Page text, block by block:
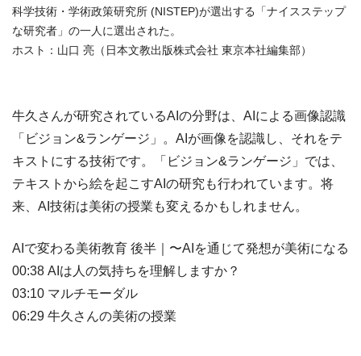
科学技術・学術政策研究所 (NISTEP)が選出する「ナイスステップ
な研究者」の一人に選出された。
ホスト：山口 亮（日本文教出版株式会社 東京本社編集部）
牛久さんが研究されているAIの分野は、AIによる画像認識
「ビジョン&ランゲージ」。AIが画像を認識し、それをテ
キストにする技術です。「ビジョン&ランゲージ」では、
テキストから絵を起こすAIの研究も行われています。将
来、AI技術は美術の授業も変えるかもしれません。
AIで変わる美術教育 後半｜〜AIを通じて発想が美術になる
00:38 AIは人の気持ちを理解しますか？
03:10 マルチモーダル
06:29 牛久さんの美術の授業